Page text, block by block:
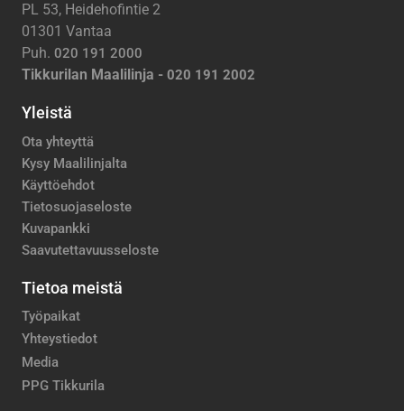
PL 53, Heidehofintie 2
01301 Vantaa
Puh. 020 191 2000
Tikkurilan Maalilinja - 020 191 2002
Yleistä
Ota yhteyttä
Kysy Maalilinjalta
Käyttöehdot
Tietosuojaseloste
Kuvapankki
Saavutettavuusseloste
Tietoa meistä
Työpaikat
Yhteystiedot
Media
PPG Tikkurila